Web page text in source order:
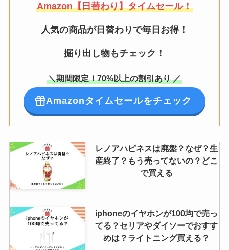
Amazon【日替わり】タイムセール！
人気の商品が日替わりで毎日お得！
掘り出し物もチェック！
＼期間限定！70%以上の割引あり ／
Amazonタイムセールをチェック
レノアハピネスは廃盤？なぜ？生
産終了？もう売ってないの？どこ
で買える
iphoneのイヤホンが100均で売っ
てる？セリアやダイソーでおすす
めは？ライトニング買える？